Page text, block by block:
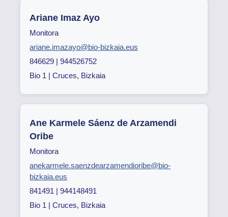
Ariane Imaz Ayo
Monitora
ariane.imazayo@bio-bizkaia.eus
846629 | 944526752
Bio 1 | Cruces, Bizkaia
Ane Karmele Sáenz de Arzamendi
Oribe
Monitora
anekarmele.saenzdearzamendioribe@bio-
bizkaia.eus
841491 | 944148491
Bio 1 | Cruces, Bizkaia